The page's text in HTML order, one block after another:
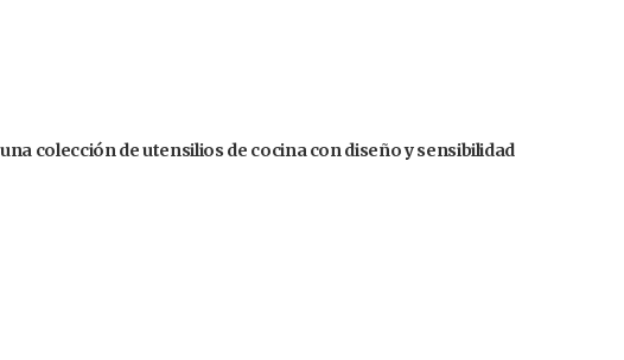
colección de utensilios de cocina con diseño y sensibilidad